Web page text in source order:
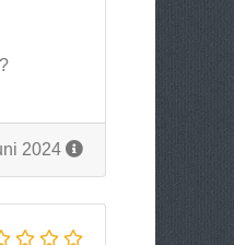
2024